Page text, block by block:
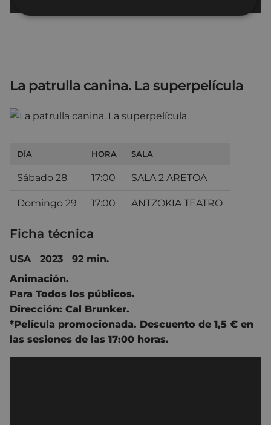
La patrulla canina. La superpelícula
DÍA HORA SALA
Sábado 28 17:00 SALA 2 ARETOA
Domingo 29 17:00 ANTZOKIA TEATRO
Ficha técnica
USA 2023 92 min.
Animación.
Para Todos los públicos.
Dirección: Cal Brunker.
*Película promocionada. Descuento de 1,5 € en
las sesiones de las 17:00 horas.